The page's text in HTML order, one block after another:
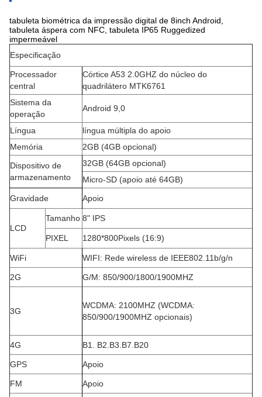
tabuleta biométrica da impressão digital de 8inch Android,
tabuleta áspera com NFC, tabuleta IP65 Ruggedized
impermeável
Especificação
Processador
central
Córtice A53 2.0GHZ do núcleo do
quadrilátero MTK6761
Sistema da
operação
Android 9,0
Língua
língua múltipla do apoio
Memória
2GB (4GB opcional)
Dispositivo de
armazenamento
32GB (64GB opcional)
Micro-SD (apoio até 64GB)
Gravidade
Apoio
LCD
Tamanho 8" IPS
PIXEL 1280*800Pixels (16:9)
WiFi WIFI: Rede wireless de IEEE802.11b/g/n
2G G/M: 850/900/1800/1900MHZ
3G
WCDMA: 2100MHZ (WCDMA:
850/900/1900MHZ opcionais)
4G B1. B2.B3.B7.B20
GPS Apoio
FM Apoio